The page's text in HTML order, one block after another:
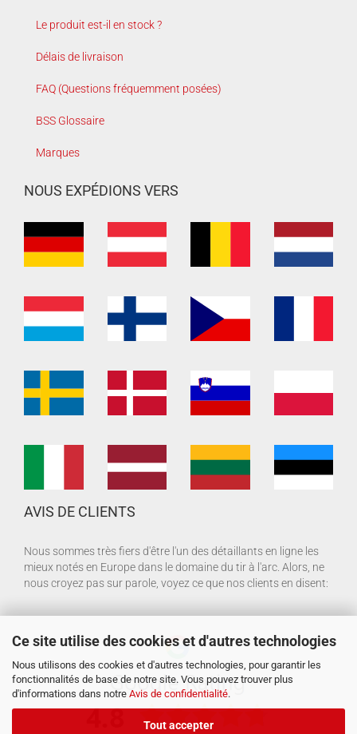
Ce site utilise des cookies et d'autres technologies
Nous utilisons des cookies et d'autres technologies, pour garantir les
fonctionnalités de base de notre site. Vous pouvez trouver plus
d'informations dans notre Avis de confidentialité.
Tout accepter
Le produit est-il en stock ?
Délais de livraison
FAQ (Questions fréquemment posées)
BSS Glossaire
Marques
NOUS EXPÉDIONS VERS
AVIS DE CLIENTS
Nous sommes très fiers d'être l'un des détaillants en ligne les
mieux notés en Europe dans le domaine du tir à l'arc. Alors, ne
nous croyez pas sur parole, voyez ce que nos clients en disent: